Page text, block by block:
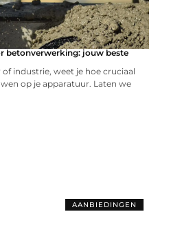
betonverwerking: jouw beste
industrie, weet je hoe cruciaal
op je apparatuur. Laten we
AANBIEDINGEN